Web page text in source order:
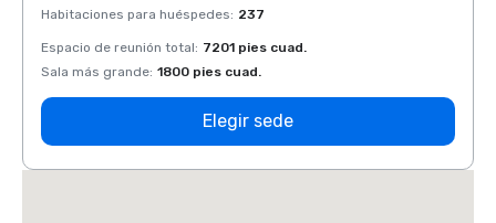
Habitaciones para huéspedes: 237
Espacio de reunión total: 7201 pies cuad.
Sala más grande: 1800 pies cuad.
Elegir sede